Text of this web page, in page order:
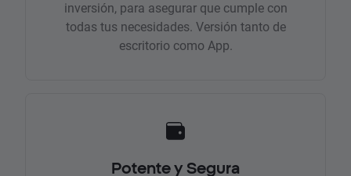
inversión, para asegurar que cumple con
todas tus necesidades. Versión tanto de
escritorio como App.
Potente y Segura